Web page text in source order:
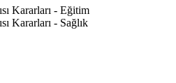
Kararları - Eğitim
Kararları - Sağlık